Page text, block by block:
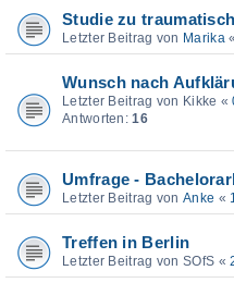
Studie zu
Letzter Beitrag von Marika«
Wunsch nach
Letzter Beitrag von Kikke «
Antworten:16
Umfrage -
Letzter Beitrag von Anke «
Treffen in Berlin
Letzter Beitrag vonSOfS «